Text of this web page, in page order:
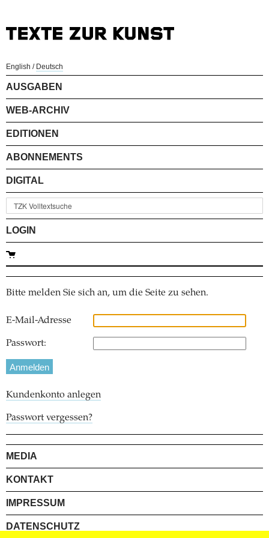
English / Deutsch
AUSGABEN
WEB-ARCHIV
EDITIONEN
ABONNEMENTS
DIGITAL
LOGIN
Bitte melden Sie sich an, um die Seite zu sehen.
E-Mail-Adresse
Passwort:
Kundenkonto anlegen
Passwort vergessen?
MEDIA
KONTAKT
IMPRESSUM
DATENSCHUTZ